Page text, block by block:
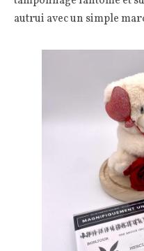
autrui avec un simple